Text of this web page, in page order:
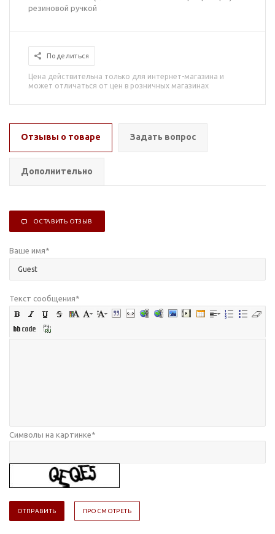
резиновой ручкой
Поделиться
Цена действительна только для интернет-магазина и
может отличаться от цен в розничных магазинах
Отзывы о товаре Задать вопрос
Дополнительно
ОСТАВИТЬ ОТЗЫВ
Ваше имя*
Текст сообщения*
Символы на картинке*